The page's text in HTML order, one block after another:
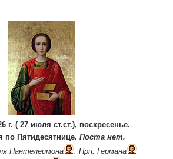
г. ( 27 июля ст.ст.), воскресенье.
по Пятидесятнице. Поста нет.
Пантелеимона . Прп. Германа